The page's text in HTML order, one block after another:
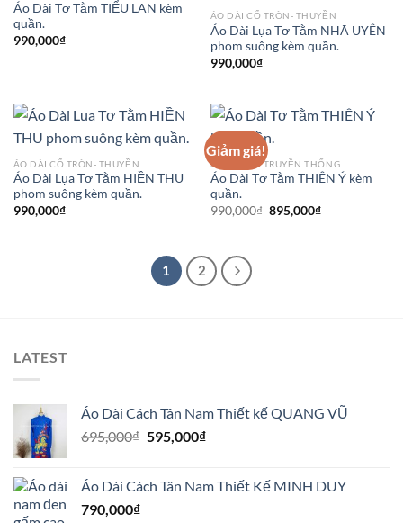
Áo Dài Tơ Tằm TIỂU LAN kèm
quần.
990,000₫
ÁO DÀI CỔ TRÒN- THUYỀN
Áo Dài Lụa Tơ Tằm NHÃ UYÊN
phom suông kèm quần.
990,000₫
ÁO DÀI CỔ TRÒN- THUYỀN
Áo Dài Lụa Tơ Tằm HIỀN THU
phom suông kèm quần.
990,000₫
Giảm giá!
ÁO DÀI CỔ TRUYỀN THỐNG
Áo Dài Tơ Tằm THIÊN Ý kèm
quần.
990,000₫ Giá
895,000₫Giá
1 2
LATEST
Áo Dài Cách Tân Nam Thiết kế QUANG VŨ
695,000₫ Giá
695,000₫.
595,000₫Giá
là:
Áo Dài Cách Tân Nam Thiết Kế MINH DUY
790,000₫